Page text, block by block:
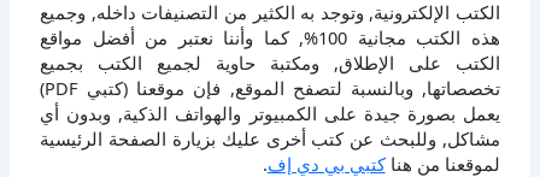
الكتب الإلكترونية, وتوجد به الكثير من التصنيفات داخله, وجميع
هذه الكتب مجانية 100%, كما وأننا نعتبر من أفضل مواقع
الكتب على الإطلاق, ومكتبة حاوية لجميع الكتب بجميع
تخصصاتها, وبالنسبة لتصفح الموقع, فإن موقعنا (كتبي PDF)
يعمل بصورة جيدة على الكمبيوتر والهواتف الذكية, وبدون أي
مشاكل, وللبحث عن كتب أخرى عليك بزيارة الصفحة الرئيسية
لموقعنا من هناكتبي بي دي إف.